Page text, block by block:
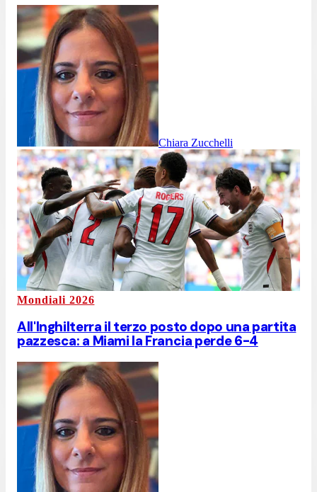
Chiara Zucchelli
Mondiali 2026
All'Inghilterra il terzo posto dopo una partita
pazzesca: a Miami la Francia perde 6-4